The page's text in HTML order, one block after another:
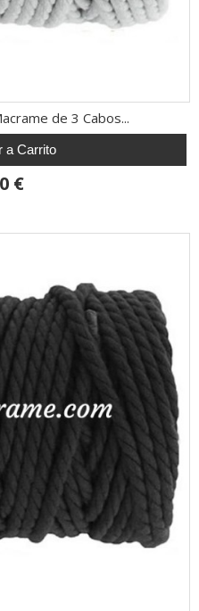
de 3 Cabos...
a Carrito
€